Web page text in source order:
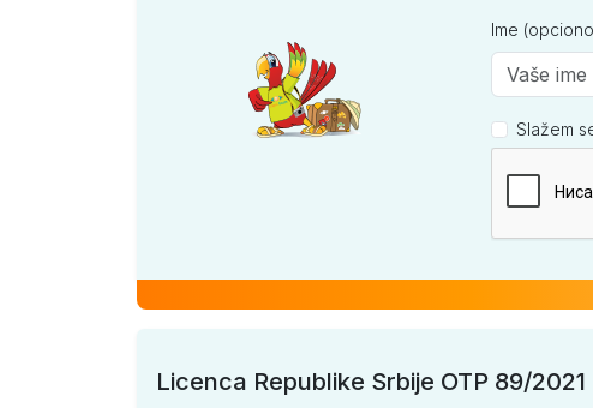
Ime
Slažem
Licenca Republike Srbije OTP 89/2021